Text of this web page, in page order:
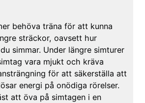
behöva träna för att kunna
sträckor, oavsett hur
simmar. Under längre simturer
vara mjukt och kräva
för att säkerställa att
energi på onödiga rörelser.
att öva på simtagen i en